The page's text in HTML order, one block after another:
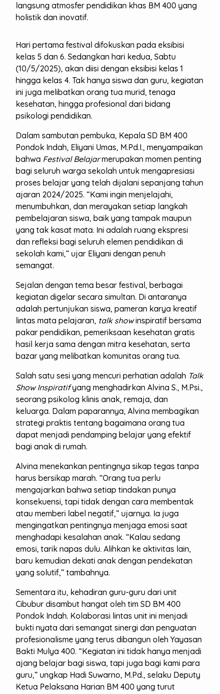
langsung atmosfer pendidikan khas BM 400 yang
holistik dan inovatif.
Hari pertama festival difokuskan pada eksibisi
kelas 5 dan 6. Sedangkan hari kedua, Sabtu
(10/5/2025), akan diisi dengan eksibisi kelas 1
hingga kelas 4. Tak hanya siswa dan guru, kegiatan
ini juga melibatkan orang tua murid, tenaga
kesehatan, hingga profesional dari bidang
psikologi pendidikan.
Dalam sambutan pembuka, Kepala SD BM 400
Pondok Indah, Eliyani Umas, M.Pd.I., menyampaikan
bahwa Festival Belajarmerupakan momen penting
bagi seluruh warga sekolah untuk mengapresiasi
proses belajar yang telah dijalani sepanjang tahun
ajaran 2024/2025. “Kami ingin menjelajahi,
menumbuhkan, dan merayakan setiap langkah
pembelajaran siswa, baik yang tampak maupun
yang tak kasat mata. Ini adalah ruang ekspresi
dan refleksi bagi seluruh elemen pendidikan di
sekolah kami,” ujar Eliyani dengan penuh
semangat.
Sejalan dengan tema besar festival, berbagai
kegiatan digelar secara simultan. Di antaranya
adalah pertunjukan siswa, pameran karya kreatif
lintas mata pelajaran, talk showinspiratif bersama
pakar pendidikan, pemeriksaan kesehatan gratis
hasil kerja sama dengan mitra kesehatan, serta
bazar yang melibatkan komunitas orang tua.
Salah satu sesi yang mencuri perhatian adalah Talk
Show Inspiratifyang menghadirkan Alvina S., M.Psi.,
seorang psikolog klinis anak, remaja, dan
keluarga. Dalam paparannya, Alvina membagikan
strategi praktis tentang bagaimana orang tua
dapat menjadi pendamping belajar yang efektif
bagi anak di rumah.
Alvina menekankan pentingnya sikap tegas tanpa
harus bersikap marah. “Orang tua perlu
mengajarkan bahwa setiap tindakan punya
konsekuensi, tapi tidak dengan cara membentak
atau memberi label negatif,” ujarnya. Ia juga
mengingatkan pentingnya menjaga emosi saat
menghadapi kesalahan anak. “Kalau sedang
emosi, tarik napas dulu. Alihkan ke aktivitas lain,
baru kemudian dekati anak dengan pendekatan
yang solutif,” tambahnya.
Sementara itu, kehadiran guru-guru dari unit
Cibubur disambut hangat oleh tim SD BM 400
Pondok Indah. Kolaborasi lintas unit ini menjadi
bukti nyata dari semangat sinergi dan penguatan
profesionalisme yang terus dibangun oleh Yayasan
Bakti Mulya 400. “Kegiatan ini tidak hanya menjadi
ajang belajar bagi siswa, tapi juga bagi kami para
guru,” ungkap Hadi Suwarno, M.Pd., selaku Deputy
Ketua Pelaksana Harian BM 400 yang turut